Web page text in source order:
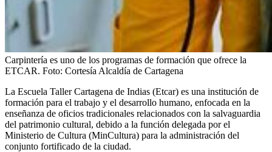
Carpintería es uno de los programas de formación que ofrece la
ETCAR. Foto: Cortesía Alcaldía de Cartagena
La Escuela Taller Cartagena de Indias (Etcar) es una institución de
formación para el trabajo y el desarrollo humano, enfocada en la
enseñanza de oficios tradicionales relacionados con la salvaguardia
del patrimonio cultural, debido a la función delegada por el
Ministerio de Cultura (MinCultura) para la administración del
conjunto fortificado de la ciudad.